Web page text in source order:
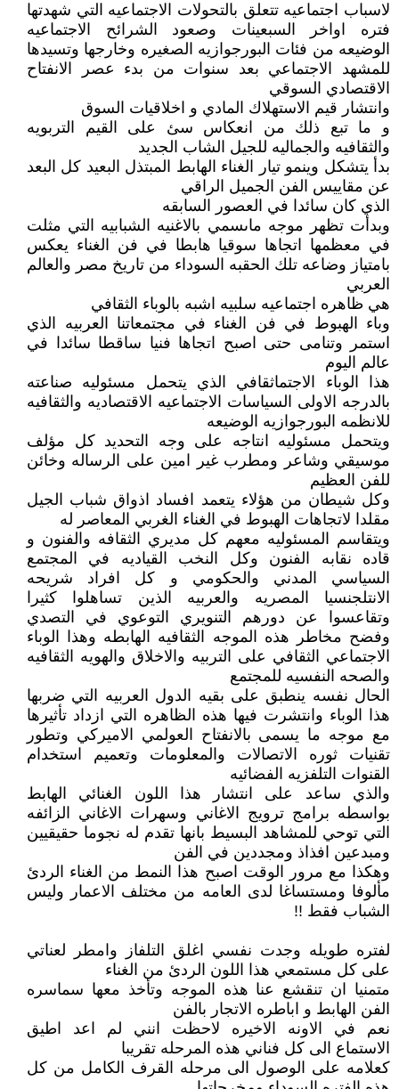
لاسباب اجتماعيه تتعلق بالتحولات الاجتماعيه التي شهدتها
فتره اواخر السبعينات وصعود الشرائح الاجتماعيه
الوضيعه من فئات البورجوازيه الصغيره وخارجها وتسيدها
للمشهد الاجتماعي بعد سنوات من بدء عصر الانفتاح
الاقتصادي السوقي
وانتشار قيم الاستهلاك المادي و اخلاقيات السوق
و ما تبع ذلك من انعكاس سئ على القيم التربويه
والثقافيه والجماليه للجيل الشاب الجديد
بدأ يتشكل وينمو تيار الغناء الهابط المبتذل البعيد كل البعد
عن مقاييس الفن الجميل الراقي
الذي كان سائدا في العصور السابقه
وبدأت تظهر موجه ماىسمي بالاغنيه الشبابيه التي مثلت
في معظمها اتجاها سوقيا هابطا في فن الغناء يعكس
بامتياز وضاعه تلك الحقبه السوداء من تاريخ مصر والعالم
العربي
هي ظاهره اجتماعيه سلبيه اشبه بالوباء الثقافي
وباء الهبوط في فن الغناء في مجتمعاتنا العربيه الذي
استمر وتنامى حتى اصبح اتجاها فنيا ساقطا سائدا في
عالم اليوم
هذا الوباء الاجتماثقافي الذي يتحمل مسئوليه صناعته
بالدرجه الاولى السياسات الاجتماعيه الاقتصاديه والثقافيه
للانظمه البورجوازيه الوضيعه
ويتحمل مسئوليه انتاجه على وجه التحديد كل مؤلف
موسيقي وشاعر ومطرب غير امين على الرساله وخائن
للفن العظيم
وكل شيطان من هؤلاء يتعمد افساد اذواق شباب الجيل
مقلدا لاتجاهات الهبوط في الغناء الغربي المعاصر له
ويتقاسم المسئوليه معهم كل مديري الثقافه والفنون و
قاده نقابه الفنون وكل النخب القياديه في المجتمع
السياسي المدني والحكومي و كل افراد شريحه
الانتلجنسيا المصريه والعربيه الذين تساهلوا كثيرا
وتقاعسوا عن دورهم التنويري التوعوي في التصدي
وفضح مخاطر هذه الموجه الثقافيه الهابطه وهذا الوباء
الاجتماعي الثقافي على التربيه والاخلاق والهويه الثقافيه
والصحه النفسيه للمجتمع
الحال نفسه ينطبق على بقيه الدول العربيه التي ضربها
هذا الوباء وانتشرت فيها هذه الظاهره التي ازداد تأثيرها
مع موجه ما يسمى بالانفتاح العولمي الاميركي وتطور
تقنيات ثوره الاتصالات والمعلومات وتعميم استخدام
القنوات التلفزيه الفضائيه
والذي ساعد على انتشار هذا اللون الغنائي الهابط
بواسطه برامج ترويج الاغاني وسهرات الاغاني الزائفه
التي توحي للمشاهد البسيط بانها تقدم له نجوما حقيقيين
ومبدعين افذاذ ومجددين في الفن
وهكذا مع مرور الوقت اصبح هذا النمط من الغناء الردئ
مألوفا ومستساغا لدى العامه من مختلف الاعمار وليس
الشباب فقط !!
لفتره طويله وجدت نفسي اغلق التلفاز وامطر لعناتي
على كل مستمعي هذا اللون الردئ من الغناء
متمنيا ان تنقشع عنا هذه الموجه وتأخذ معها سماسره
الفن الهابط و اباطره الاتجار بالفن
نعم في الاونه الاخيره لاحظت انني لم اعد اطيق
الاستماع الى كل فناني هذه المرحله تقريبا
كعلامه على الوصول الى مرحله القرف الكامل من كل